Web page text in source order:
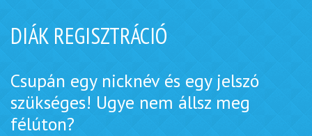
DIÁK REGISZTRÁCIÓ
Csupán egy nicknév és egy jelszó
szükséges! Ugye nem állsz meg
félúton?